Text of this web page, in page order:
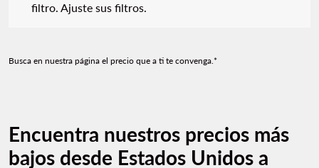
filtro. Ajuste sus filtros.
Busca en nuestra página el precio que a ti te convenga.*
Encuentra nuestros precios más
bajos desde Estados Unidos a